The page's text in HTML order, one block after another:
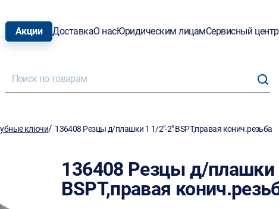
Акции ДоставкаО насЮридическим лицамСервисный центр
ключи/ 136408 Резцы д/плашки 1 1/2"-2" BSPT,правая конич.резьба
136408 Резцы д/плашки
BSPT,правая